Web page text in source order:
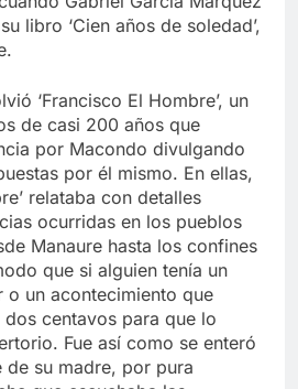
libro ‘Cien años de soledad’,
‘Francisco El Hombre’, un
de casi 200 años que
por Macondo divulgando
por él mismo. En ellas,
relataba con detalles
ocurridas en los pueblos
Manaure hasta los confines
que si alguien tenía un
o un acontecimiento que
centavos para que lo
Fue así como se enteró
de su madre, por pura